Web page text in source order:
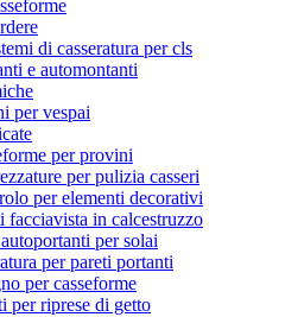
di casseratura per cls
e automontanti
per vespai
per provini
per pulizia casseri
per elementi decorativi
facciavista in calcestruzzo
per solai
per pareti portanti
per casseforme
per riprese di getto